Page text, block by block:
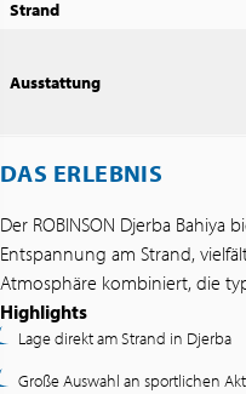
Strand
Ausstattung
DAS ERLEBNIS
Der ROBINSON Djerba Bahiya
Entspannung am Strand,
Atmosphäre kombiniert, die
Highlights
Lage direkt am Strand in Djerba
Große Auswahl an sportlichen